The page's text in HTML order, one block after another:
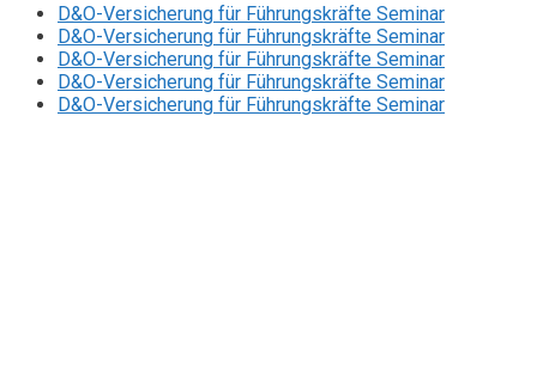
D&O-Versicherung für Führungskräfte Seminar
D&O-Versicherung für Führungskräfte Seminar
D&O-Versicherung für Führungskräfte Seminar
D&O-Versicherung für Führungskräfte Seminar
D&O-Versicherung für Führungskräfte Seminar